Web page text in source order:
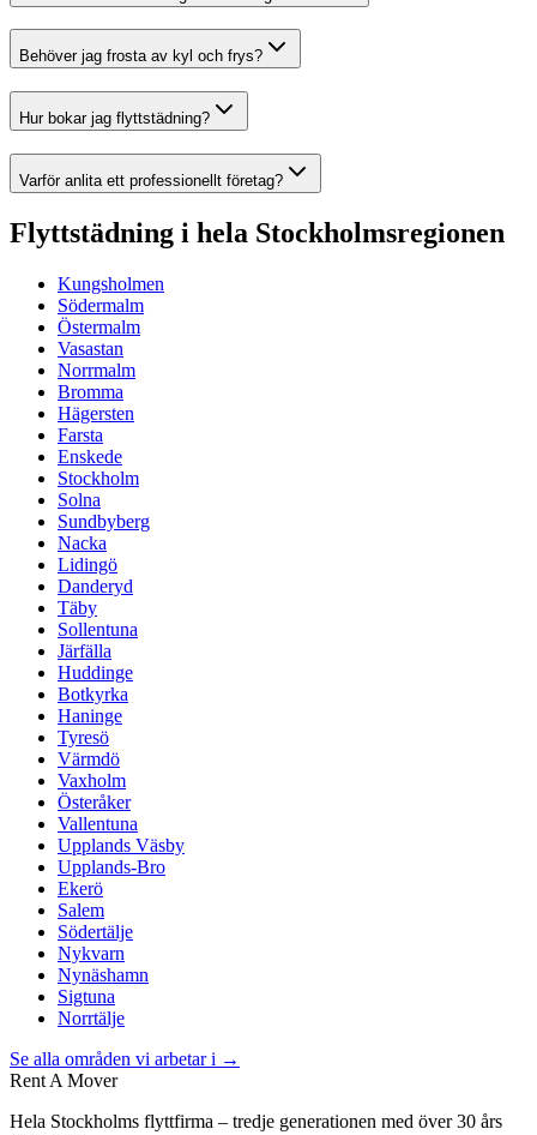
Behöver jag frosta av kyl och frys?
Hur bokar jag flyttstädning?
Varför anlita ett professionellt företag?
Flyttstädning i hela Stockholmsregionen
Kungsholmen
Södermalm
Östermalm
Vasastan
Norrmalm
Bromma
Hägersten
Farsta
Enskede
Stockholm
Solna
Sundbyberg
Nacka
Lidingö
Danderyd
Täby
Sollentuna
Järfälla
Huddinge
Botkyrka
Haninge
Tyresö
Värmdö
Vaxholm
Österåker
Vallentuna
Upplands Väsby
Upplands-Bro
Ekerö
Salem
Södertälje
Nykvarn
Nynäshamn
Sigtuna
Norrtälje
Se alla områden vi arbetar i →
Rent A Mover
Hela Stockholms flyttfirma – tredje generationen med över 30 års